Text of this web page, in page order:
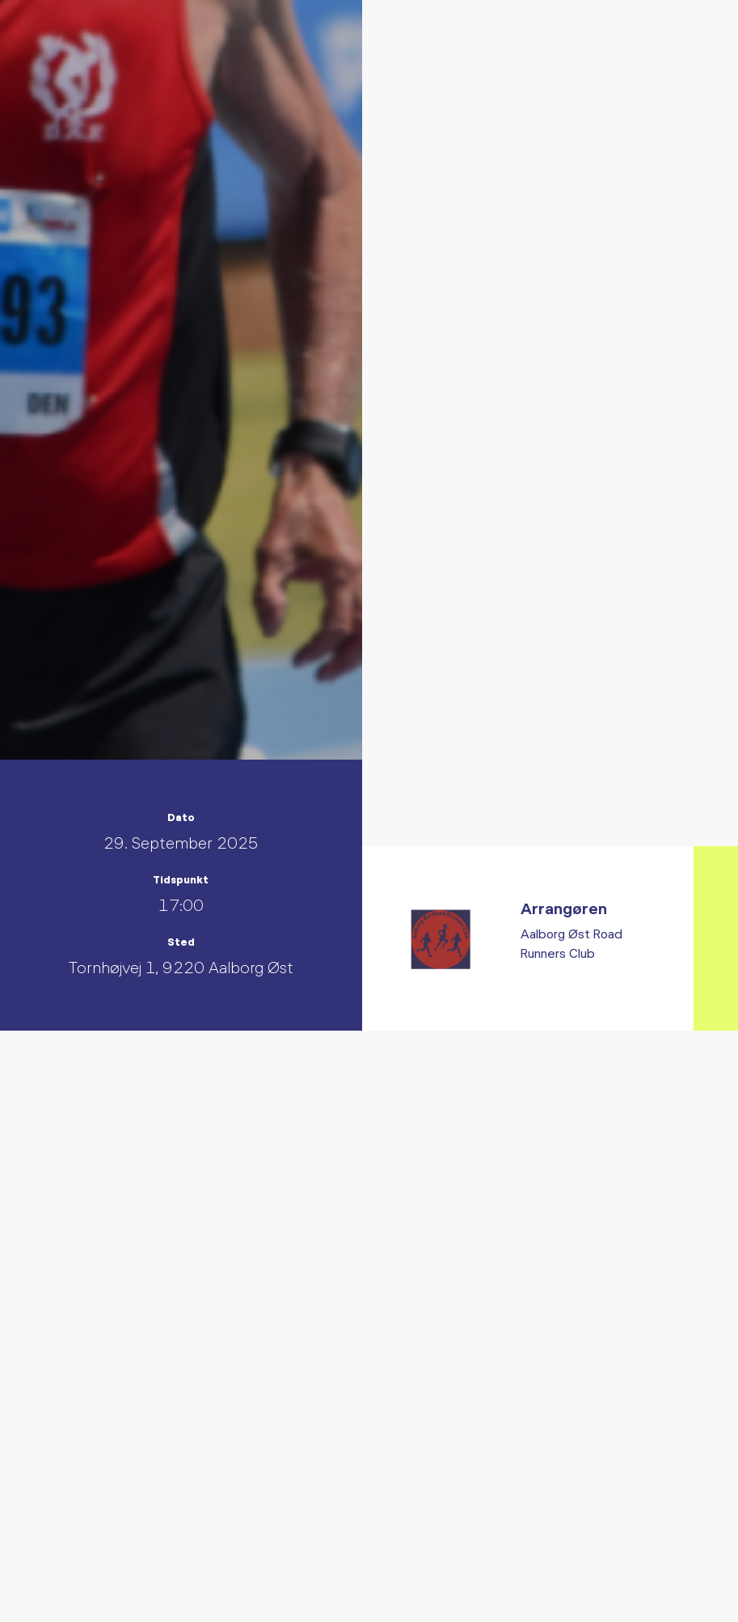
Dato
29. September 2025
Tidspunkt
17:00
Sted
Tornhøjvej 1, 9220 Aalborg Øst
Arrangøren
Aalborg Øst Road
Runners Club